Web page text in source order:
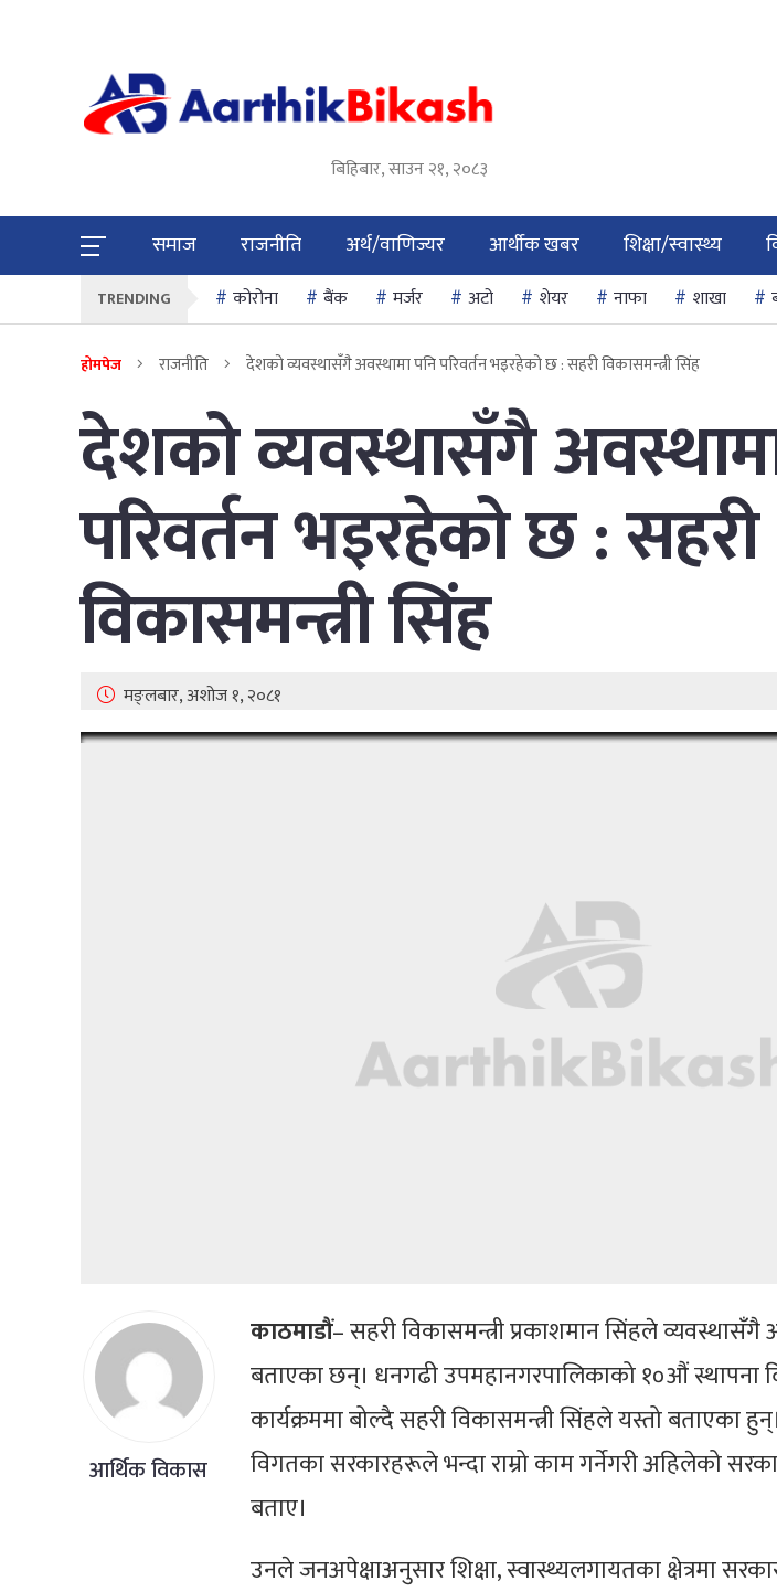
बिहिबार, साउन २१, २०८३
समाज राजनीति अर्थ/वाणिज्यर आर्थीक खबर शिक्षा/स्वास्थ्य
TRENDING कोरोना बैंक मर्जर अटो शेयर नाफा शाखा
होमपेज राजनीति देशको व्यवस्थासँगै अवस्थामा पनि परिवर्तन भइरहेको छ : सहरी विकासमन्त्री सिंह
देशको व्यवस्थासँगै
परिवर्तन भइरहेको छ : सहरी
विकासमन्त्री सिंह
मङ्लबार, अशोज १, २०८१
आर्थिक विकास
काठमाडौं– सहरी विकासमन्त्री प्रकाशमान सिंहले व्यवस्थासँगै
बताएका छन्। धनगढी उपमहानगरपालिकाको १०औं
कार्यक्रममा बोल्दै सहरी विकासमन्त्री सिंहले यस्तो बताएका
विगतका सरकारहरूले भन्दा राम्रो काम गर्नेगरी अहिलेको
बताए।
उनले जनअपेक्षाअनुसार शिक्षा, स्वास्थ्यलगायतका क्षेत्रमा